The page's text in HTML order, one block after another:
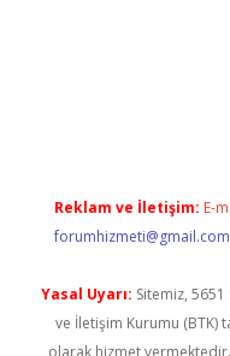
Reklam ve İletişim: E-
forumhizmeti@gmail.com
Yasal Uyarı: Sitemiz, 5651
ve İletişim Kurumu (BTK)
olarak hizmet